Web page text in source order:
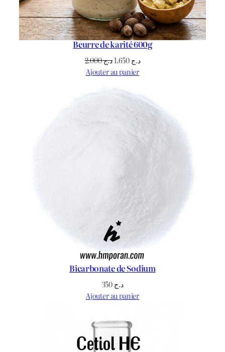
Beurre de karité 600g
د.ج2.000
Le
prix
était :
د.جLe
est :
Ajouter au panier
Bicarbonate de Sodium
د.ج
Ajouter au panier